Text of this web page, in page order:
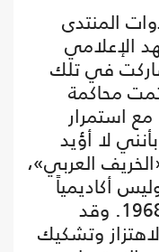
المنتدى
الإعلامي
في تلك
محاكمة
استمرار
لا أؤيد
العربي»،
أكاديمياً
مشتقاً من «ربيع براغ» لعام 1968. وقد
وتشكيك